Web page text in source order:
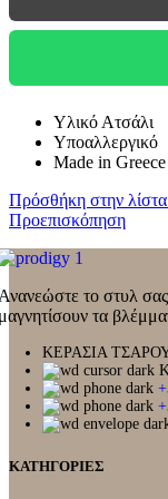
39,20€.
Υλικό Ατσάλι
Υποαλλεργικό
Made in Greece
Πρόσθήκη στην λίστα
Προεπισκόπηση
το στυλ σας
τα
ΚΕΡΑΣΙΑ
ΚΑΤΗΓΟΡΙΕΣ